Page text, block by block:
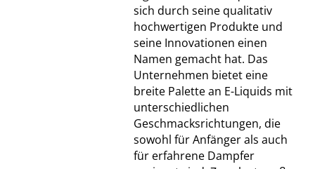
sich durch seine qualitativ
hochwertigen Produkte und
seine Innovationen einen
Namen gemacht hat. Das
Unternehmen bietet eine
breite Palette an E-Liquids mit
unterschiedlichen
Geschmacksrichtungen, die
sowohl für Anfänger als auch
für erfahrene Dampfer